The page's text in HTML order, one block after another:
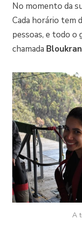
No momento da
Cada horário tem
pessoas, e todo o
chamada
A